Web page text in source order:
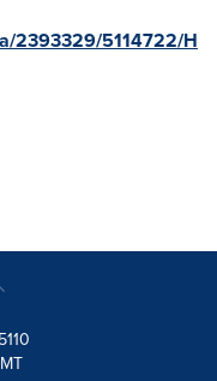
2393329/5114722/H